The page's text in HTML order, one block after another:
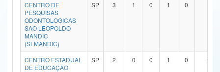
Ministério da Mulher, da Família e dos Direitos Humanos
Secretaria-Geral
Secretaria de Governo
CENTRO DE
PESQUISAS
ODONTOLOGICAS
SAO LEOPOLDO
MANDIC
(SLMANDIC)
SP 3 1 0 1 0
CENTRO ESTADUAL
DE EDUCAÇÃO
SP 2 0 0 1 0 0